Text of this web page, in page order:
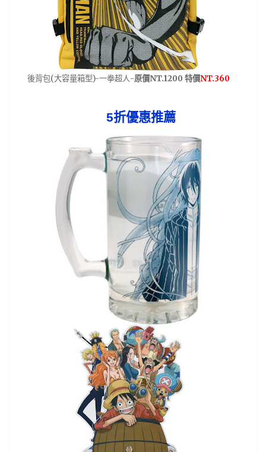
後背包(大容量箱型)-一拳超人-原價NT.1200 特價NT.360
5折優惠推薦